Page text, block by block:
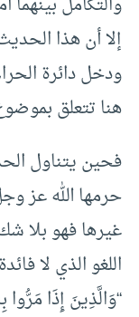
إلا أن هذا
ودخل دائرة
هنا تتعلق
فحين يتناول
حرمها الله عز
غيرها فهو بلا
اللغو الذي لا
“وَالَّذِينَ إِذَا مَرُّوا